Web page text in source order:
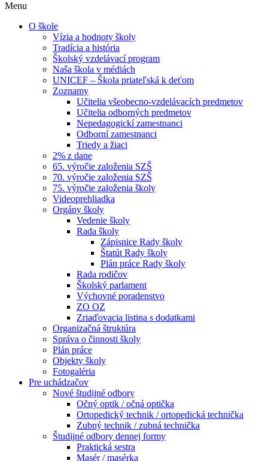
Menu
O škole
Vízia a hodnoty školy
Tradícia a história
Školský vzdelávací program
Naša škola v médiách
UNICEF – Škola priateľská k deťom
Zoznamy
Učitelia všeobecno-vzdelávacích predmetov
Učitelia odborných predmetov
Nepedagogickí zamestnanci
Odborní zamestnanci
Triedy a žiaci
2% z dane
65. výročie založenia SZŠ
70. výročie založenia SZŠ
75. výročie založenia školy
Videoprehliadka
Orgány školy
Vedenie školy
Rada školy
Zápisnice Rady školy
Štatút Rady školy
Plán práce Rady školy
Rada rodičov
Školský parlament
Výchovné poradenstvo
ZO OZ
Zriaďovacia listina s dodatkami
Organizačná štruktúra
Správa o činnosti školy
Plán práce
Objekty školy
Fotogaléria
Pre uchádzačov
Nové študijné odbory
Očný optik / očná optička
Ortopedický technik / ortopedická technička
Zubný technik / zubná technička
Študijné odbory dennej formy
Praktická sestra
Masér / masérka